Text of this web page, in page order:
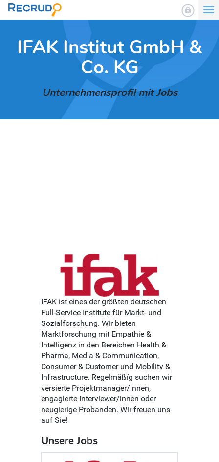
IFAK Institut GmbH &
Co. KG
Unternehmensprofil mit Jobs
IFAK ist eines der größten deutschen
Full-Service Institute für Markt- und
Sozialforschung. Wir bieten
Marktforschung mit Empathie &
Intelligenz in den Bereichen Health &
Pharma, Media & Communication,
Consumer & Customer und Mobility &
Infrastructure. Regelmäßíg suchen wir
versierte Projektmanager/innen,
engagierte Interviewer/innen oder
neugierige Probanden. Wir freuen uns
auf Sie!
Unsere Jobs